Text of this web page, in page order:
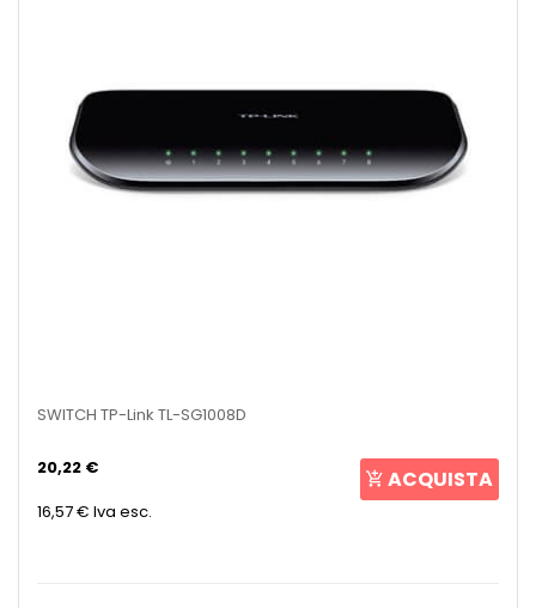
SWITCH TP-Link TL-SG1008D
20,22 €
16,57 € Iva esc.
ACQUISTA